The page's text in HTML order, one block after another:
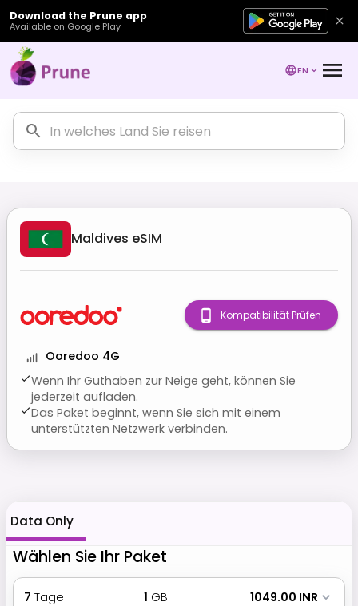
Download the Prune app
Available on Google Play
EN
Maldives eSIM
Ooredoo 4G
Wenn Ihr Guthaben zur Neige geht, können Sie
jederzeit aufladen.
Das Paket beginnt, wenn Sie sich mit einem
unterstützten Netzwerk verbinden.
Kompatibilität Prüfen
Data Only
Wählen Sie Ihr Paket
7 Tage 1 GB ₹ 1049.00 INR